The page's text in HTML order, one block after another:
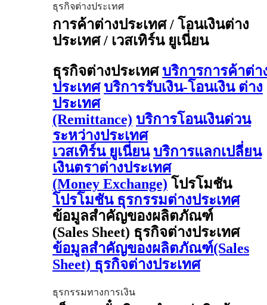
ธุรกิจต่างประเทศ
การค้าต่างประเทศ / โอนเงินต่าง
ประเทศ / เวสเทิร์น ยูเนี่ยน
ธุรกิจต่างประเทศ บริการการค้าต่า
ประเทศ บริการรับเงิน-โอนเงิน ต่าง
ประเทศ
(Remittance) บริการโอนเงินด่วน
ระหว่างประเทศ
เวสเทิร์น ยูเนี่ยน บริการแลกเปลี่ยน
เงินตราต่างประเทศ
(Money Exchange) โปรโมชัน
โปรโมชัน ธุรกรรมต่างประเทศ
ข้อมูลสำคัญของผลิตภัณฑ์
(Sales Sheet) ธุรกิจต่างประเทศ
ข้อมูลสำคัญของผลิตภัณฑ์(Sales
Sheet) ธุรกิจต่างประเทศ
ธุรกรรมทางการเงิน